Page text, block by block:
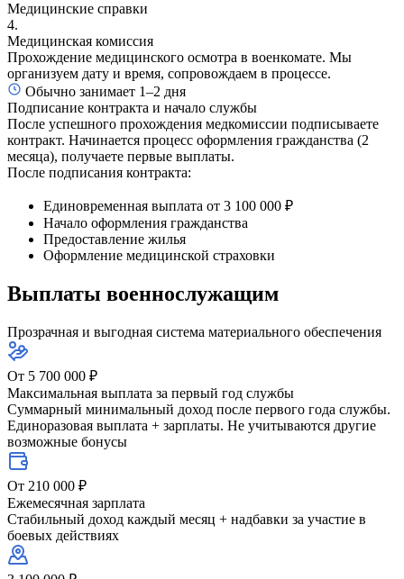
Медицинские справки
4.
Медицинская комиссия
Прохождение медицинского осмотра в военкомате. Мы
организуем дату и время, сопровождаем в процессе.
Обычно занимает 1–2 дня
Подписание контракта и начало службы
После успешного прохождения медкомиссии подписываете
контракт. Начинается процесс оформления гражданства (2
месяца), получаете первые выплаты.
После подписания контракта:
Единовременная выплата от 3 100 000 ₽
Начало оформления гражданства
Предоставление жилья
Оформление медицинской страховки
Выплаты военнослужащим
Прозрачная и выгодная система материального обеспечения
От 5 700 000 ₽
Максимальная выплата за первый год службы
Суммарный минимальный доход после первого года службы.
Единоразовая выплата + зарплаты. Не учитываются другие
возможные бонусы
От 210 000 ₽
Ежемесячная зарплата
Стабильный доход каждый месяц + надбавки за участие в
боевых действиях